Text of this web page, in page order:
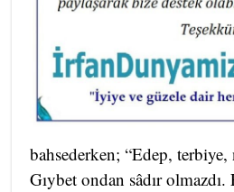
bahsederken; “Edep,
Gıybet ondan sâdır